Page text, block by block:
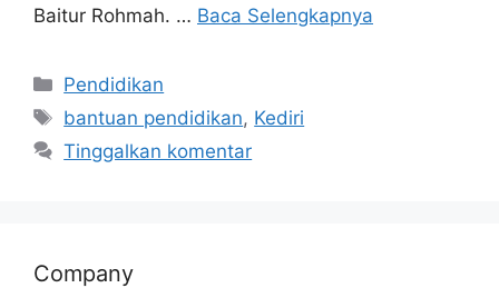
Baitur Rohmah. … Baca Selengkapnya
Pendidikan
bantuan pendidikan, Kediri
Tinggalkan komentar
Company